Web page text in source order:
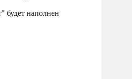
" будет наполнен